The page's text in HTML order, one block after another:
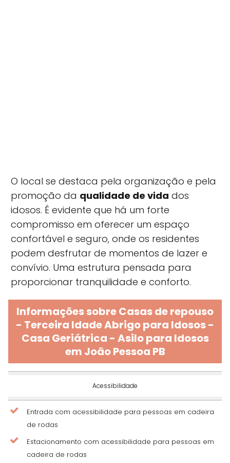
O local se destaca pela organização e pela
promoção da qualidade de vida dos
idosos. É evidente que há um forte
compromisso em oferecer um espaço
confortável e seguro, onde os residentes
podem desfrutar de momentos de lazer e
convívio. Uma estrutura pensada para
proporcionar tranquilidade e conforto.
Informações sobre Casas de repouso
- Terceira Idade Abrigo para Idosos -
Casa Geriátrica - Asilo para Idosos
em João Pessoa PB
Acessibilidade
Entrada com acessibilidade para pessoas em cadeira
de rodas
Estacionamento com acessibilidade para pessoas em
cadeira de rodas